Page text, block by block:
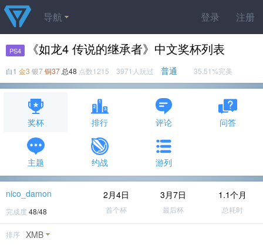
登录 注册
导航
PS4 《如龙4 传说的继承者》中文奖杯列表
白1 金3 银7 铜37 总48 点数1215 3971人玩过 普通 35.51%完美
奖杯 排行 评论 问答
主题 约战 游列
nico_damon
完成度 48/48
2月4日
首个杯
3月7日
最后杯
1.1个月
总耗时
排序 XMB